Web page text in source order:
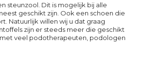
steunzool. Dit is mogelijk bij alle
geschikt zijn. Ook een schoen die
Natuurlijk willen wij u dat graag
zijn er steeds meer die geschikt
veel podotherapeuten, podologen